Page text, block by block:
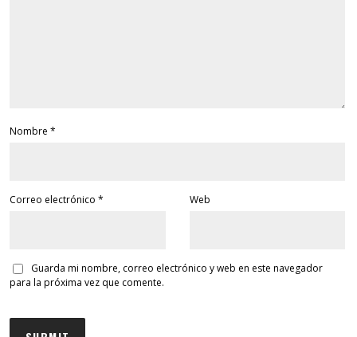
Nombre *
Correo electrónico * Web
Guarda mi nombre, correo electrónico y web en este navegador
para la próxima vez que comente.